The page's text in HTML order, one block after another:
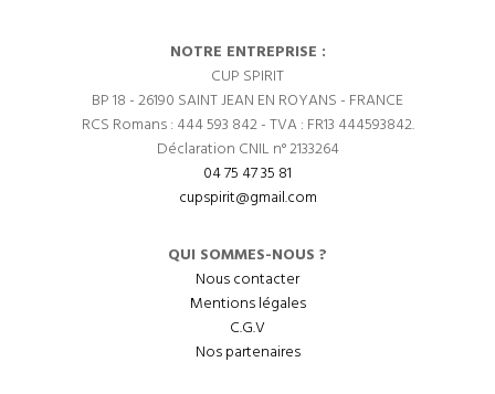
NOTRE ENTREPRISE :
CUP SPIRIT
BP 18 - 26190 SAINT JEAN EN ROYANS - FRANCE
RCS Romans : 444 593 842 - TVA : FR13 444593842.
Déclaration CNIL n° 2133264
04 75 47 35 81
cupspirit@gmail.com
QUI SOMMES-NOUS ?
Nous contacter
Mentions légales
C.G.V
Nos partenaires